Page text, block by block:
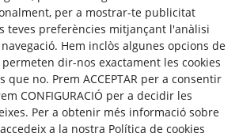
sense data (Arxiu comarcal
Cervera)
ho:
per a mostrar-te publicitat
teves preferències mitjançant l'anàlisi
Hem inclòs algunes opcions de
dir-nos exactament les cookies
no. Prem ACCEPTAR per a consentir
CONFIGURACIÓ per a decidir les
Per a obtenir més informació sobre
a la nostra Política de cookies